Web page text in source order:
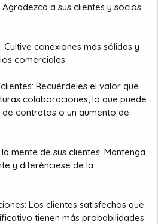
a sus clientes y socios
conexiones más sólidas y
comerciales.
Recuérdeles el valor que
colaboraciones, lo que puede
contratos o un aumento de
mente de sus clientes: Mantenga
y diferénciese de la
Los clientes satisfechos que
tienen más probabilidades